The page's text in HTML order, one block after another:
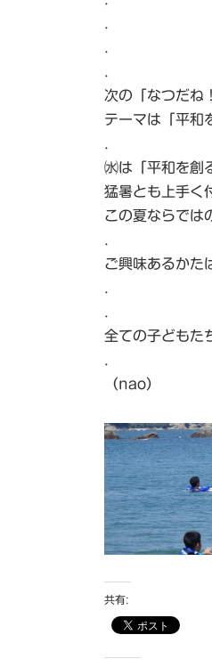
次の「なつだね
テーマは「平和
㈬は「平和を創
猛暑とも上手く
この夏ならでは
ご興味あるかた
全ての子どもた
（nao）
共有: